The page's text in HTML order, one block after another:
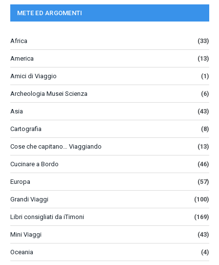
METE ED ARGOMENTI
Africa (33)
America (13)
Amici di Viaggio (1)
Archeologia Musei Scienza (6)
Asia (43)
Cartografia (8)
Cose che capitano… Viaggiando (13)
Cucinare a Bordo (46)
Europa (57)
Grandi Viaggi (100)
Libri consigliati da iTimoni (169)
Mini Viaggi (43)
Oceania (4)